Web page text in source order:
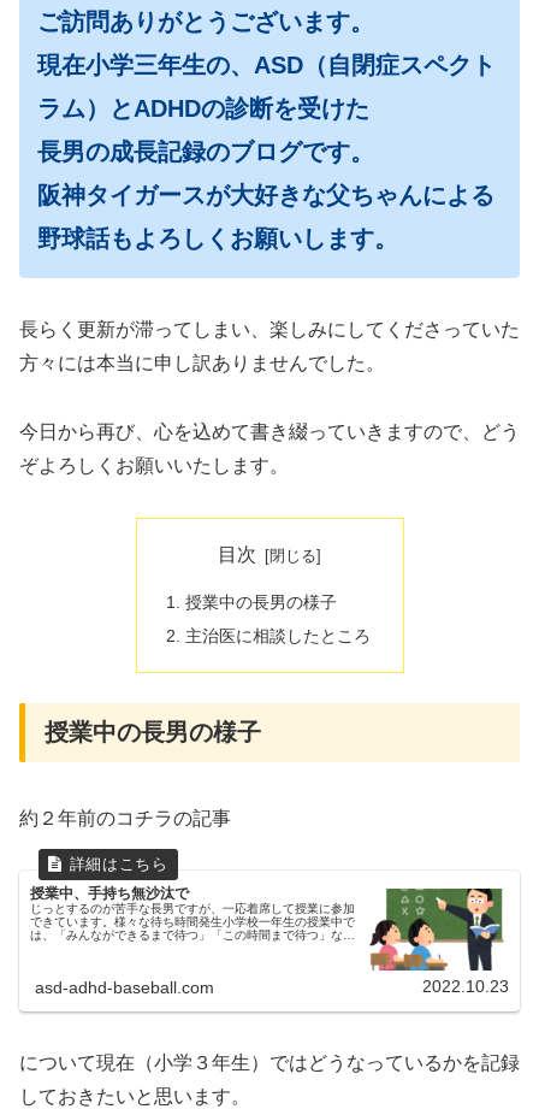
ご訪問ありがとうございます。
現在小学三年生の、ASD（自閉症スペクト
ラム）とADHDの診断を受けた
長男の成長記録のブログです。
阪神タイガースが大好きな父ちゃんによる
野球話もよろしくお願いします。
長らく更新が滞ってしまい、楽しみにしてくださっていた
方々には本当に申し訳ありませんでした。
今日から再び、心を込めて書き綴っていきますので、どう
ぞよろしくお願いいたします。
目次
授業中の長男の様子
主治医に相談したところ
授業中の長男の様子
約２年前のコチラの記事
授業中、手持ち無沙汰で
じっとするのが苦手な長男ですが、一応着席して授業に参加
できています。様々な待ち時間発生小学校一年生の授業中で
は、「みんなができるまで待つ」「この時間まで待つ」など
asd-adhd-baseball.com 2022.10.23
について現在（小学３年生）ではどうなっているかを記録
しておきたいと思います。